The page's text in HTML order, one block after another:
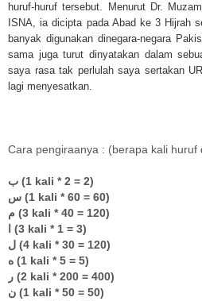
huruf-huruf tersebut. Menurut Dr.
ISNA, ia dicipta pada Abad ke 3 Hijrah
banyak digunakan dinegara-negara
sama juga turut dinyatakan dalam
saya rasa tak perlulah saya sertakan
lagi menyesatkan.
Cara pengiraanya : (berapa kali
ب
(1 kali * 2 = 2)
س
(1 kali * 60 = 60)
م
(3 kali * 40 = 120)
(3 kali * 1 = 3)
ل
(4 kali * 30 = 120)
ه
(1 kali * 5 = 5)
ر
(2 kali * 200 = 400)
ن
(1 kali * 50 = 50)